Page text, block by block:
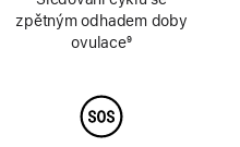
zpětným odhadem doby
ovulace9